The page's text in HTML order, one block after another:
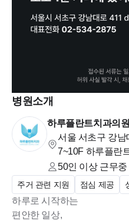
병원소개
하루플란트치과의원
서울 서초구 강
7~10F 하루플란
50인 이상근무중
주거 관련 지원 점심 제공
하루로 시작하는
편안한 일상,